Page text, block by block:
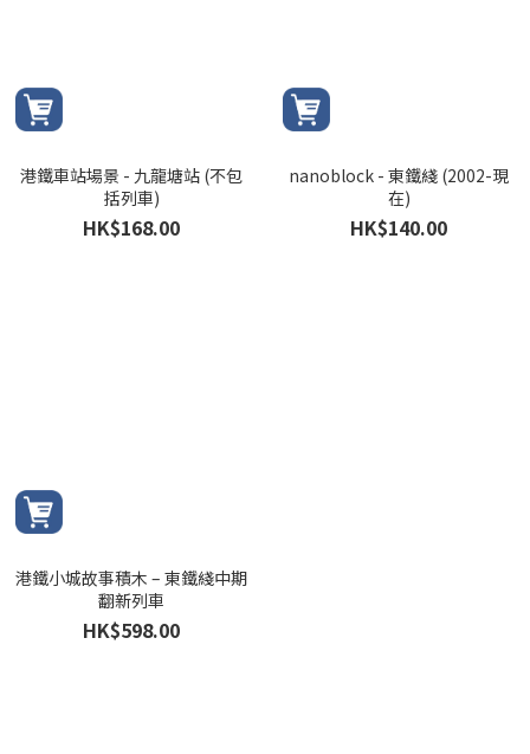
港鐵車站場景 - 九龍塘站 (不包
括列車)
HK$168.00
nanoblock - 東鐵綫 (2002-現
在)
HK$140.00
港鐵小城故事積木 – 東鐵綫中期
翻新列車
HK$598.00